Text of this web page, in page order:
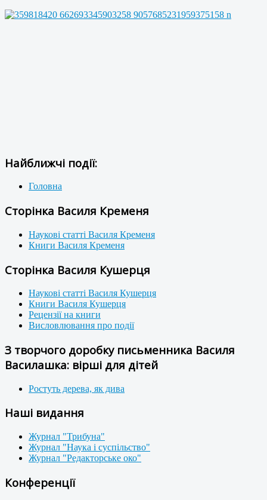
Найближчі події:
Головна
Сторінка Василя Кременя
Наукові статті Василя Кременя
Книги Василя Кременя
Сторінка Василя Кушерця
Наукові статті Василя Кушерця
Книги Василя Кушерця
Рецензії на книги
Висловлювання про події
З творчого доробку письменника Василя
Василашка: вірші для дітей
Ростуть дерева, як дива
Наші видання
Журнал "Трибуна"
Журнал "Наука і суспільство"
Журнал "Редакторське око"
Конференції